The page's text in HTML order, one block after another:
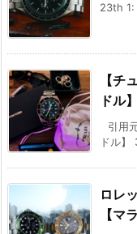
23th 1:
【チ
ドル】
引用
ドル】
ロレ
【マ